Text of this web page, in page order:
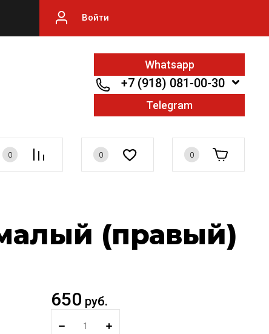
Войти
Whatsapp
+7 (918) 081-00-30
Telegram
0 0 0
(правый)
650 руб.